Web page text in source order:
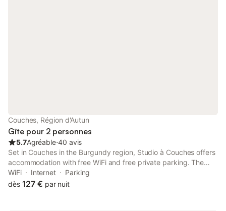
Couches, Région d'Autun
Gîte pour 2 personnes
5.7Agréable⋅40 avis
Set in Couches in the Burgundy region, Studio à Couches offers
accommodation with free WiFi and free private parking. The
property is around 31 km from Hospices Civils de Beaune, 31
km from Beaune Train Station and 32 km from Beaune
WiFi Internet
Parking
dès 127 € par nuit